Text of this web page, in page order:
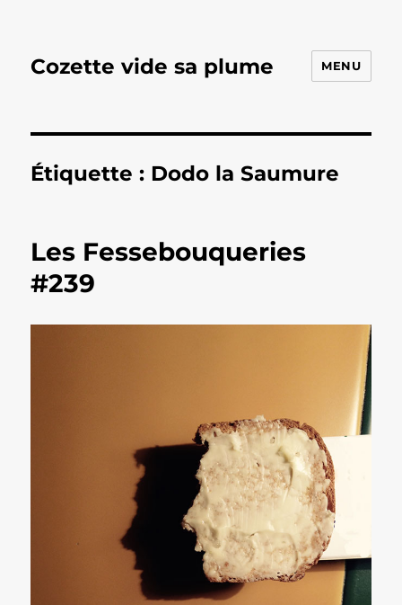
Cozette vide sa plume MENU
Étiquette : Dodo la Saumure
Les Fessebouqueries
#239